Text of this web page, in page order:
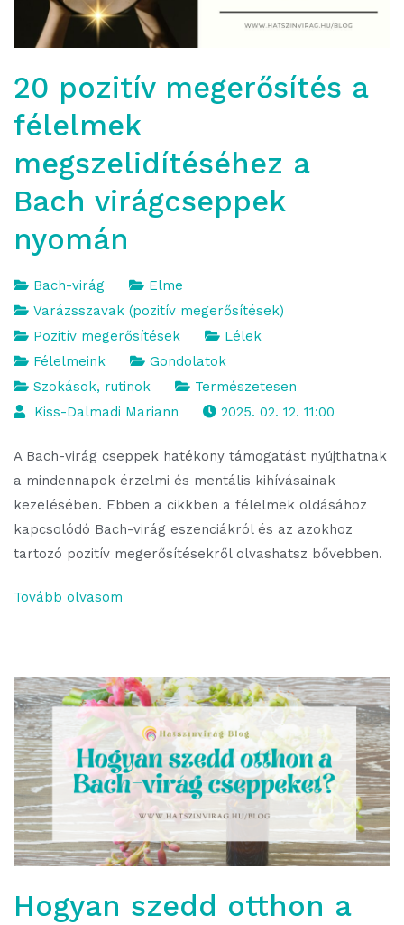
20 pozitív megerősítés a
félelmek
megszelidítéséhez a
Bach virágcseppek
nyomán
Bach-virág
Elme
Varázsszavak (pozitív megerősítések)
Pozitív megerősítések
Lélek
Félelmeink
Gondolatok
Szokások, rutinok
Természetesen
Kiss-Dalmadi Mariann
2025. 02. 12. 11:00
A Bach-virág cseppek hatékony támogatást nyújthatnak
a mindennapok érzelmi és mentális kihívásainak
kezelésében. Ebben a cikkben a félelmek oldásához
kapcsolódó Bach-virág eszenciákról és az azokhoz
tartozó pozitív megerősítésekről olvashatsz bővebben.
Tovább olvasom
Hogyan szedd otthon a